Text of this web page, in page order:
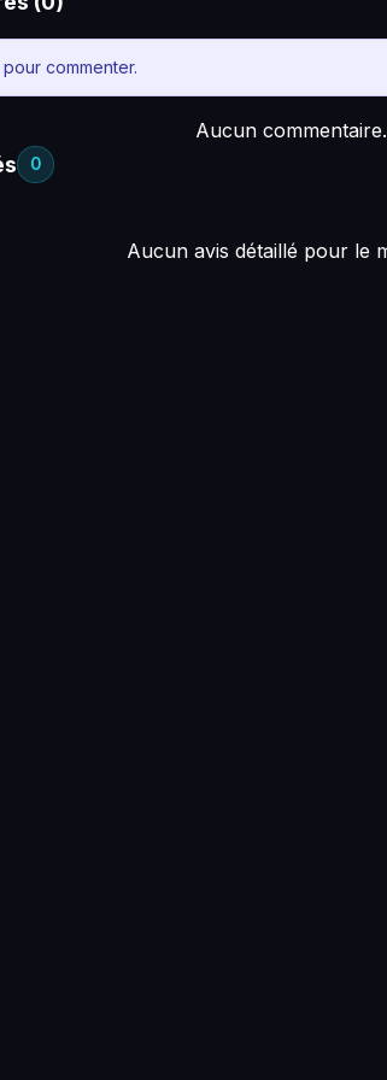
pour commenter.
Aucun commentaire.
0
Aucun avis détaillé pour le